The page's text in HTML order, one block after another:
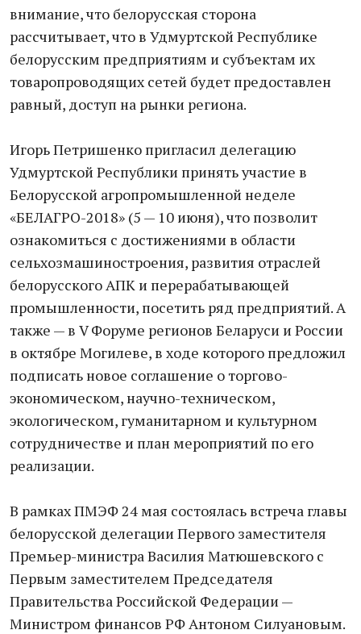
внимание, что белорусская сторона
рассчитывает, что в Удмуртской Республике
белорусским предприятиям и субъектам их
товаропроводящих сетей будет предоставлен
равный, доступ на рынки региона.
Игорь Петришенко пригласил делегацию
Удмуртской Республики принять участие в
Белорусской агропромышленной неделе
«БЕЛАГРО-2018» (5 — 10 июня), что позволит
ознакомиться с достижениями в области
сельхозмашиностроения, развития отраслей
белорусского АПК и перерабатывающей
промышленности, посетить ряд предприятий. А
также — в V Форуме регионов Беларуси и России
в октябре Могилеве, в ходе которого предложил
подписать новое соглашение о торгово-
экономическом, научно-техническом,
экологическом, гуманитарном и культурном
сотрудничестве и план мероприятий по его
реализации.
В рамках ПМЭФ 24 мая состоялась встреча главы
белорусской делегации Первого заместителя
Премьер-министра Василия Матюшевского с
Первым заместителем Председателя
Правительства Российской Федерации —
Министром финансов РФ Антоном Силуановым.